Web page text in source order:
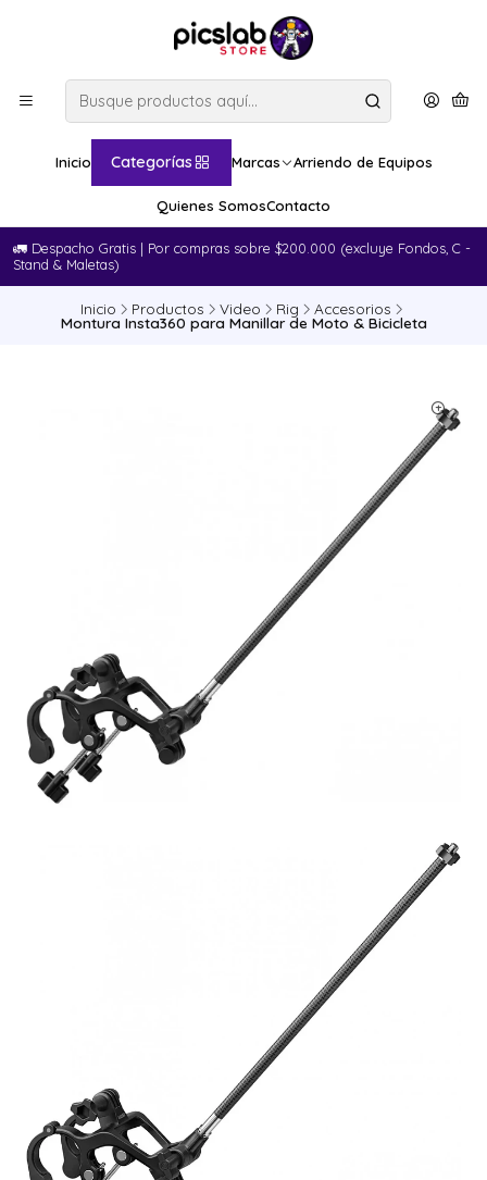
Inicio Categorías Marcas Arriendo de Equipos
Quienes SomosContacto
🚛​ Despacho Gratis | Por compras sobre $200.000 (excluye Fondos, C -
Stand & Maletas)
Inicio Productos Video Rig Accesorios
Montura Insta360 para Manillar de Moto & Bicicleta